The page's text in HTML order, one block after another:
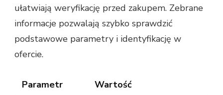
ułatwiają weryfikację przed zakupem. Zebrane
informacje pozwalają szybko sprawdzić
podstawowe parametry i identyfikację w
ofercie.
Parametr Wartość